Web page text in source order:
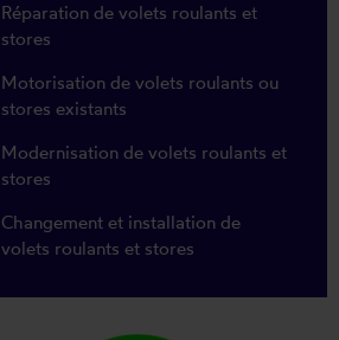
Réparation de volets roulants et
stores
Motorisation de volets roulants ou
stores existants
Modernisation de volets roulants et
stores
Changement et installation de
volets roulants et stores